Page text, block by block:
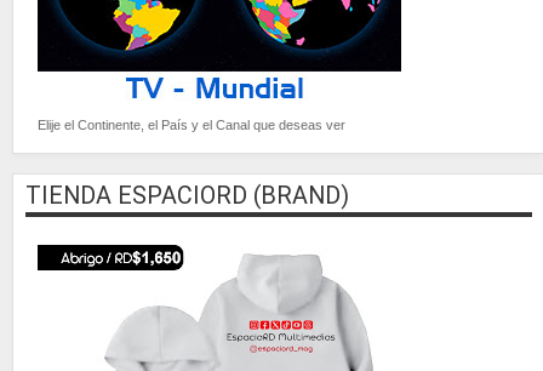
Elije el Continente, el País y el Canal que deseas ver
TIENDA ESPACIORD (BRAND)